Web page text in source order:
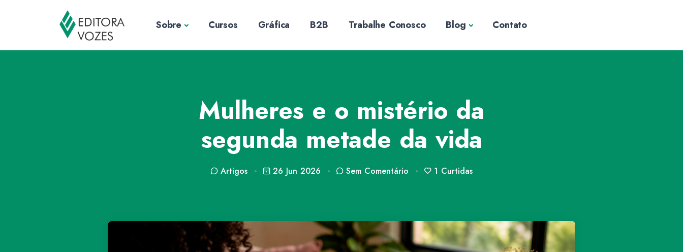
Sobre Cursos Gráfica B2B Trabalhe Conosco Blog Contato
Mulheres e o mistério da
segunda metade da vida
Artigos 26 Jun 2026 Sem Comentário 1 Curtidas